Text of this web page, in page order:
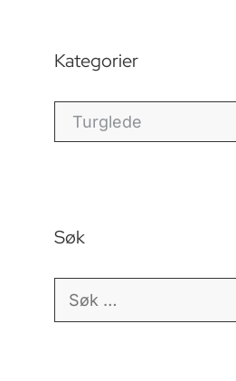
Kategorier
Kategorier
Søk
Søk